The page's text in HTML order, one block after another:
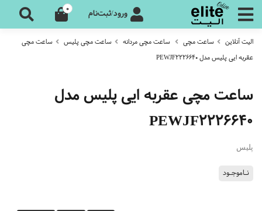
ورود/ثبت‌نام 0
الیت آنلاین ساعت مچی ساعت مچی مردانه ساعت مچی پلیس
ساعت مچی
عقربه ایی پلیس مدل PEWJF2226640
ساعت مچی عقربه ایی پلیس مدل
PEWJF2226640
پلیس
نـاموجـود